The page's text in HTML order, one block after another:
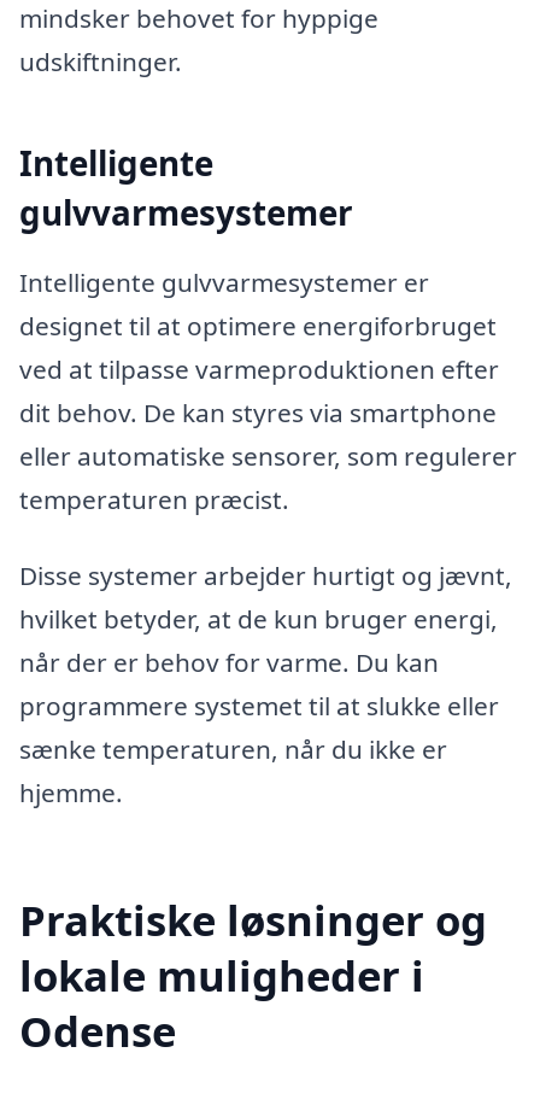
mindsker behovet for hyppige
udskiftninger.
Intelligente
gulvvarmesystemer
Intelligente gulvvarmesystemer er
designet til at optimere energiforbruget
ved at tilpasse varmeproduktionen efter
dit behov. De kan styres via smartphone
eller automatiske sensorer, som regulerer
temperaturen præcist.
Disse systemer arbejder hurtigt og jævnt,
hvilket betyder, at de kun bruger energi,
når der er behov for varme. Du kan
programmere systemet til at slukke eller
sænke temperaturen, når du ikke er
hjemme.
Praktiske løsninger og
lokale muligheder i
Odense